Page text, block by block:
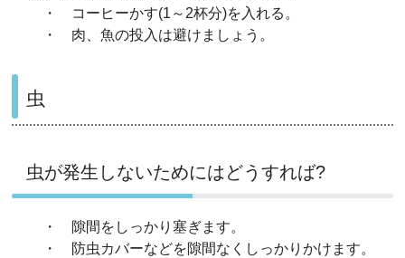
・ コーヒーかす(1～2杯分)を入れる。
・ 肉、魚の投入は避けましょう。
虫
虫が発生しないためにはどうすれば?
・ 隙間をしっかり塞ぎます。
・ 防虫カバーなどを隙間なくしっかりかけます。